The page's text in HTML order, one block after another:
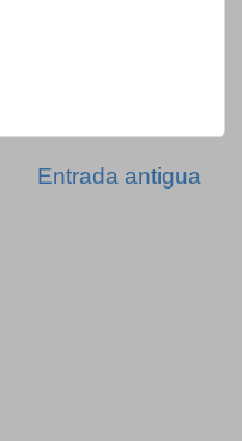
Entrada antigua